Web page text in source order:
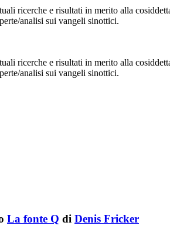
ricerche e risultati in merito alla
analisi sui vangeli sinottici.
ricerche e risultati in merito alla
analisi sui vangeli sinottici.
La fonte Q di Denis Fricker